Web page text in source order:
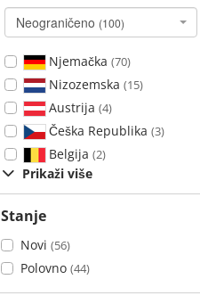
Neograničeno (100)
Njemačka (70)
Nizozemska (15)
Austrija (4)
Češka Republika (3)
Belgija (2)
Prikaži više
Stanje
Novi (56)
Polovno (44)